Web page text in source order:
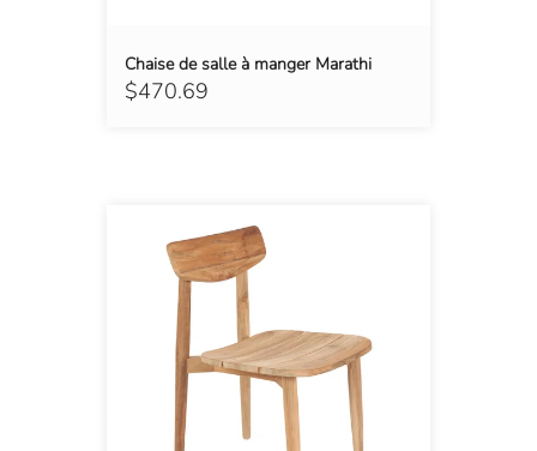
$470.69
Chaise de salle à manger Marathi